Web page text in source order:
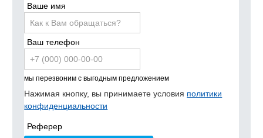
Ваше имя
Ваш телефон
мы перезвоним с выгодным предложением
Нажимая кнопку, вы принимаете условия политики
конфиденциальности
Реферер